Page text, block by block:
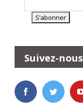
Suivez-nous